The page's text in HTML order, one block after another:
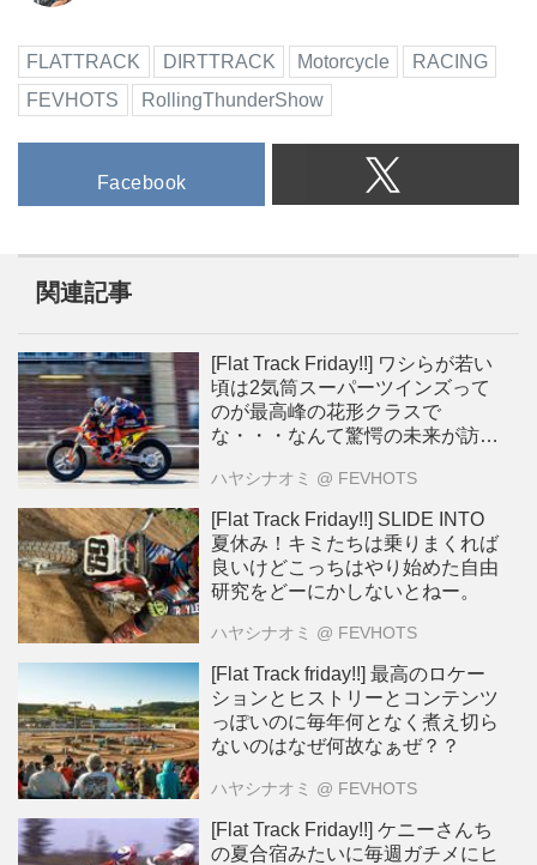
FLATTRACK DIRTTRACK Motorcycle
RACING
FEVHOTS
RollingThunderShow
Facebook
関連記事
[Flat Track Friday!!] ワシらが若い
頃は2気筒スーパーツインズって
のが最高峰の花形クラスで
な・・・なんて驚愕の未来が訪れ
ハヤシナオミ @ FEVHOTS
[Flat Track Friday!!] SLIDE INTO
夏休み！キミたちは乗りまくれば
良いけどこっちはやり始めた自由
研究をどーにかしないとねー。
ハヤシナオミ @ FEVHOTS
[Flat Track friday!!] 最高のロケー
ションとヒストリーとコンテンツ
っぽいのに毎年何となく煮え切ら
ないのはなぜ何故なぁぜ？？
ハヤシナオミ @ FEVHOTS
[Flat Track Friday!!] ケニーさんち
の夏合宿みたいに毎週ガチメにヒ